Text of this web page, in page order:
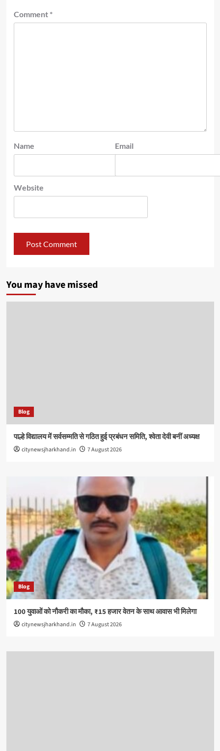
Comment *
Name Email
Website
You may have missed
Blog
पाल्हे विद्यालय में सर्वसम्मति से गठित हुई प्रबंधन समिति, श्वेता देवी बनीं अध्यक्ष
citynewsjharkhand.in 7 August 2026
Blog
100 युवाओं को नौकरी का मौका, ₹15 हजार वेतन के साथ आवास भी मिलेगा
citynewsjharkhand.in 7 August 2026